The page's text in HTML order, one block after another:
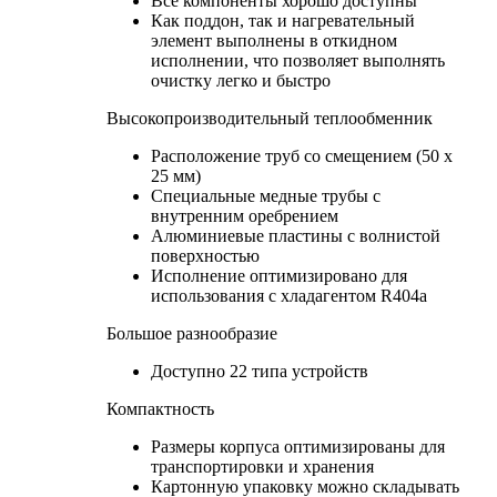
Как поддон, так и нагревательный
элемент выполнены в откидном
исполнении, что позволяет выполнять
очистку легко и быстро
Высокопроизводительный теплообменник
Расположение труб со смещением (50 x
25 мм)
Специальные медные трубы с
внутренним оребрением
Алюминиевые пластины с волнистой
поверхностью
Исполнение оптимизировано для
использования с хладагентом R404a
Большое разнообразие
Доступно 22 типа устройств
Компактность
Размеры корпуса оптимизированы для
транспортировки и хранения
Картонную упаковку можно складывать